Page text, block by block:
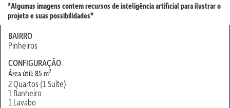
*Algumas imagens contem recursos de inteligência artificial para ilustrar o
projeto e suas possibilidades*
BAIRRO
Pinheiros
CONFIGURAÇÃO
Área útil: 85 m2
2 Quartos (1 Suíte)
1 Banheiro
1 Lavabo